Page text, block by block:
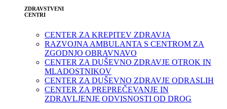
ZDRAVSTVENI
CENTRI
CENTER ZA KREPITEV ZDRAVJA
RAZVOJNA AMBULANTA S CENTROM ZA
ZGODNJO OBRAVNAVO
CENTER ZA DUŠEVNO ZDRAVJE OTROK IN
MLADOSTNIKOV
CENTER ZA DUŠEVNO ZDRAVJE ODRASLIH
CENTER ZA PREPREČEVANJE IN
ZDRAVLJENJE ODVISNOSTI OD DROG